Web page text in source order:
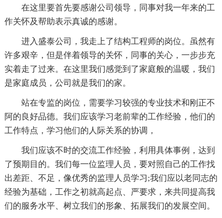
在这里要首先要感谢公司领导，同事对我一年来的工
作关怀及帮助表示真诚的感谢。
进入盛泰公司，我走上了结构工程师的岗位。虽然有
许多艰辛，但是伴着领导的关怀，同事的关心，一步步充
实着走了过来。在这里我们感觉到了家庭般的温暖，我们
是家庭成员，公司就是我们的家。
站在专监的岗位，需要学习较强的专业技术和刚正不
阿的良好品德。我们应该学习老前辈的工作经验，他们的
工作特点，学习他们的人际关系的协调，
我们应该不时的交流工作经验，利用具体事例，达到
了预期目的。我们每一位监理人员，要对照自己的工作找
出差距、不足，像优秀的监理人员学习;我们应以老同志的
经验为基础，工作之初就高起点、严要求，来共同提高我
们的服务水平、树立我们的形象、拓展我们的发展空间。